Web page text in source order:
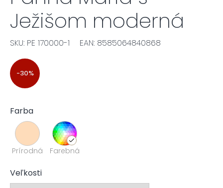
Ježišom moderná
SKU: PE 170000-1 EAN: 8585064840868
-30%
Farba
Prírodná Farebná
Veľkosti